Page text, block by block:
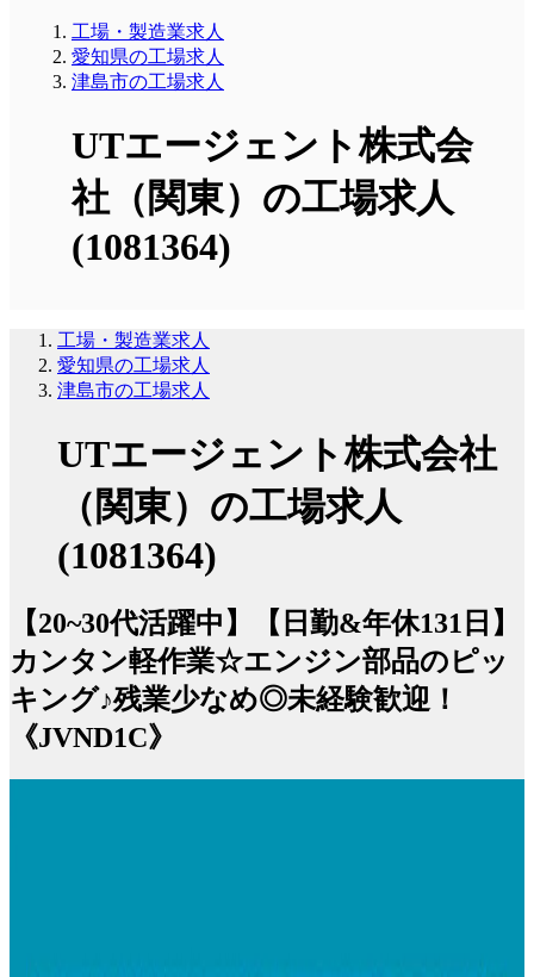
工場・製造業求人
愛知県の工場求人
津島市の工場求人
UTエージェント株式会
社（関東）の工場求人
(1081364)
工場・製造業求人
愛知県の工場求人
津島市の工場求人
UTエージェント株式会社
（関東）の工場求人
(1081364)
【20~30代活躍中】【日勤&年休131日】
カンタン軽作業☆エンジン部品のピッ
キング♪残業少なめ◎未経験歓迎！
《JVND1C》